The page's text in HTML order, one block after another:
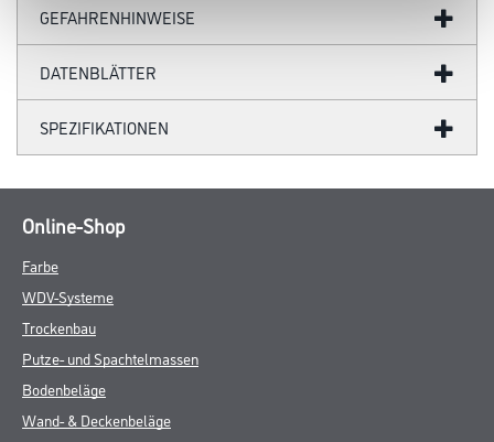
GEFAHRENHINWEISE
DATENBLÄTTER
SPEZIFIKATIONEN
Online-Shop
Farbe
WDV-Systeme
Trockenbau
Putze- und Spachtelmassen
Bodenbeläge
Wand- & Deckenbeläge